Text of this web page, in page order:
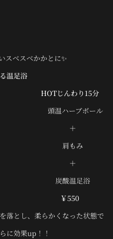
労
スベスベかかとに✨
浴
HOTじんわり15分
温ハーブボール
もみ
酸温足浴
￥550
落とし、柔らかくなった状態で
に効果up！！